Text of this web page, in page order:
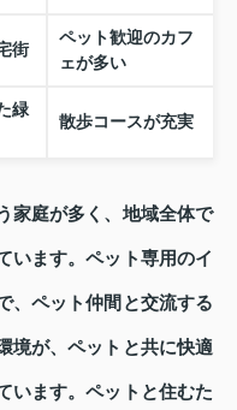
街
ペット歓迎のカフ
ェが多い
緑
散歩コースが充実
家庭が多く、地域全体で
います。ペット専用のイ
、ペット仲間と交流する
境が、ペットと共に快適
います。ペットと住むた